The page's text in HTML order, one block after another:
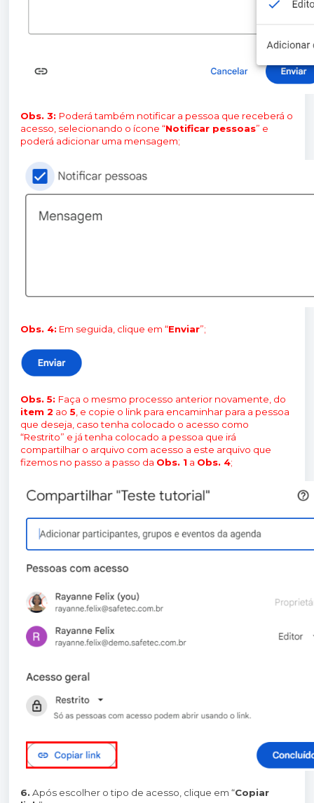
Obs. 3: Poderá também notificar a pessoa que receberá o
acesso, selecionando o ícone “Notificar pessoas” e
poderá adicionar uma mensagem;
Obs. 4: Em seguida, clique em “Enviar”;
Obs. 5: Faça o mesmo processo anterior novamente, do
item 2 ao 5 , e copie o link para encaminhar para a pessoa
que deseja, caso tenha colocado o acesso como
“Restrito” e já tenha colocado a pessoa que irá
compartilhar o arquivo com acesso a este arquivo que
fizemos no passo a passo da Obs. 1 a Obs. 4;
6. Após escolher o tipo de acesso, clique em “Copiar